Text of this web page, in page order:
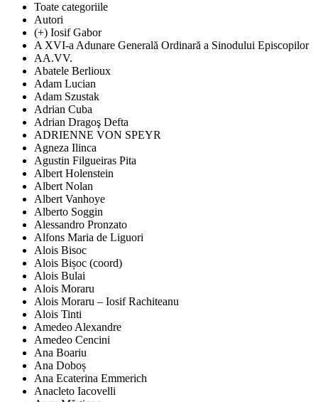
Toate categoriile
Autori
(+) Iosif Gabor
A XVI-a Adunare Generală Ordinară a Sinodului Episcopilor
AA.VV.
Abatele Berlioux
Adam Lucian
Adam Szustak
Adrian Cuba
Adrian Dragoş Defta
ADRIENNE VON SPEYR
Agneza Ilinca
Agustin Filgueiras Pita
Albert Holenstein
Albert Nolan
Albert Vanhoye
Alberto Soggin
Alessandro Pronzato
Alfons Maria de Liguori
Alois Bisoc
Alois Bișoc (coord)
Alois Bulai
Alois Moraru
Alois Moraru – Iosif Rachiteanu
Alois Tinti
Amedeo Alexandre
Amedeo Cencini
Ana Boariu
Ana Doboș
Ana Ecaterina Emmerich
Anacleto Iacovelli